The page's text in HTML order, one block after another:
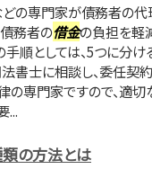
どの専門家が債務者の
務者の借金の負担を軽
順としては、5つに分け
書士に相談し、委任契
の専門家ですので、適
...
の方法とは